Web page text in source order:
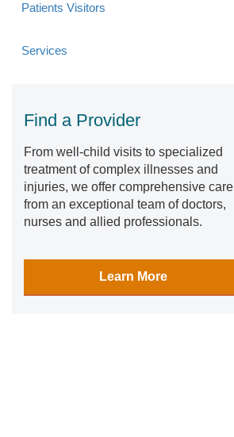
Patients Visitors
Services
Find a Provider
From well-child visits to specialized
treatment of complex illnesses and
injuries, we offer comprehensive care
from an exceptional team of doctors,
nurses and allied professionals.
Learn More